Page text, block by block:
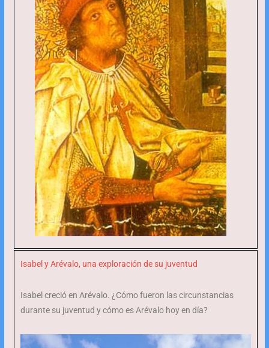
Isabel y Arévalo, una exploración de su juventud
Isabel creció en Arévalo. ¿Cómo fueron las circunstancias
durante su juventud y cómo es Arévalo hoy en día?